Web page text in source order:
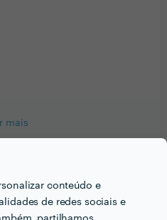
conteúdo e
de redes sociais e
mais